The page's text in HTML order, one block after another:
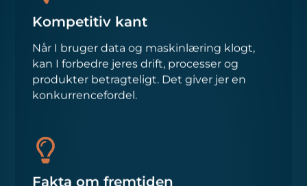
Kompetitiv kant
Når I bruger data og maskinlæring klogt,
kan I forbedre jeres drift, processer og
produkter betragteligt. Det giver jer en
konkurrencefordel.
Fakta om fremtiden